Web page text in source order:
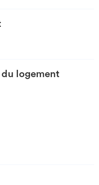
logement